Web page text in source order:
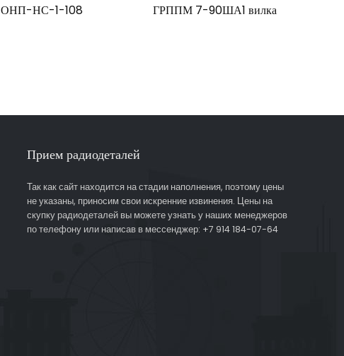
ОНП-НС-1-108 ГРППМ 7-90ША1 вилка
Прием радиодеталей
Так как сайт находится на стадии наполнения, поэтому цены
не указаны, приносим свои искренние извинения. Цены на
скупку радиодеталей вы можете узнать у наших менеджеров
по телефону или написав в мессенджер: +7 914 184-07-64